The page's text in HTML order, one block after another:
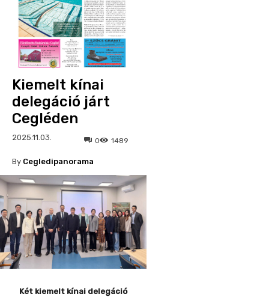
Kiemelt kínai
delegáció járt
Cegléden
2025.11.03. 1489
0
By Cegledipanorama
Két kiemelt kínai delegáció